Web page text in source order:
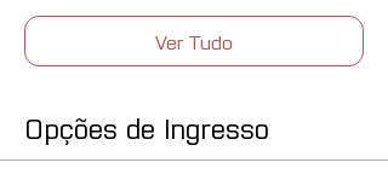
Ver Tudo
Opções de Ingresso